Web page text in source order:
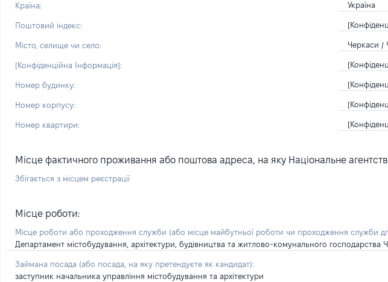
Країна: Україна
Поштовий індекс:
Місто, селище чи село: Черкаси /
[Конфіденційна Інформація]:
Номер будинку:
Номер корпусу:
Номер квартири:
Місце фактичного проживання або поштова адреса, на яку Національне
Збігається з місцем реєстрації
Місце роботи:
Місце роботи або проходження служби (або місце майбутньої роботи чи проходження служби
Департамент містобудування, архітектури, будівництва та житлово-комунального господарства
Займана посада (або посада, на яку претендуєте як кандидат):
заступник начальника управління містобудування та архітектури